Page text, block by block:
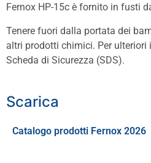
Fernox HP-15c è fornito in fusti
Tenere fuori dalla portata dei
altri prodotti chimici. Per
Scheda di Sicurezza (SDS).
Scarica
Catalogo prodotti Fernox 2026